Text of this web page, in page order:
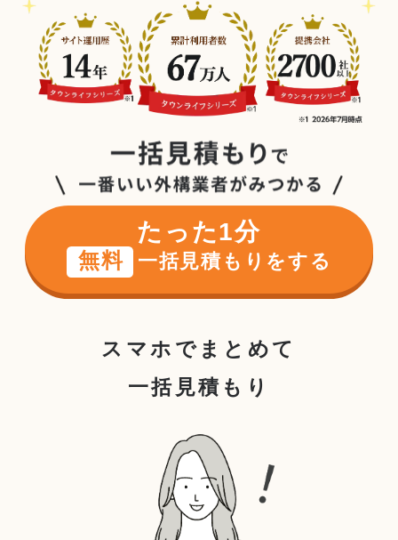
たった1分
無料 一括見積もりをする
スマホで まとめて
一括見積もり